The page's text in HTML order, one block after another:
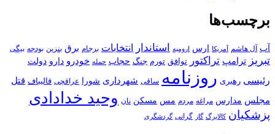
برچسب‌ها
آب آل هاشم آمریکا ارس ارومیه استاندار انتخابات برجام برق بنزین بودجه بیگی
تبریز ترامپ تراکتور توافق تورم جنگ حجاب حمله خودرو دارو دولت
رئیسی رهبری روزنامه ساقی شهرداری شورا عراقچی قالیباف قتل
مجلس مدارس مراغه مردم مس مسکن نان وحید خدادادی
پزشکیان کالابرگ گاز گرانی گردشگری